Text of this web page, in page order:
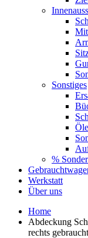
Sonstiges
%
Werkstatt
Über uns
Home
Abdeckung
rechts gebraucht